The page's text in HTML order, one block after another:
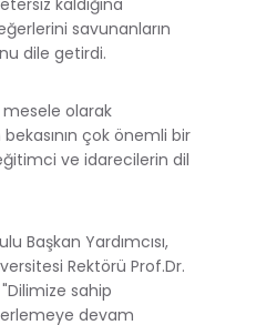
savunanların
dile getirdi.
olarak
çok önemli bir
ve idarecilerin dil
Başkan Yardımcısı,
Rektörü Prof.Dr.
sahip
devam